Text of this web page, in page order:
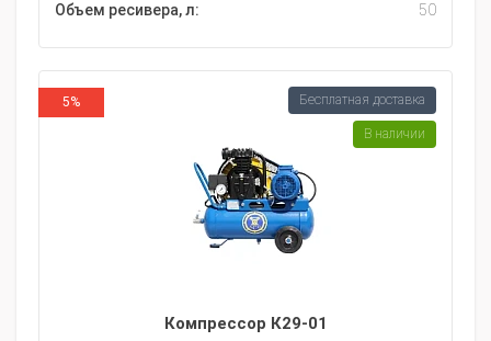
Объем ресивера, л:
50
5%
Компрессор К29-01
Бесплатная доставка
В наличии